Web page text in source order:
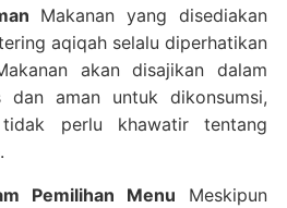
Makanan yang disediakan
aqiqah selalu diperhatikan
akan disajikan dalam
dan aman untuk dikonsumsi,
perlu khawatir tentang
Pemilihan Menu Meskipun